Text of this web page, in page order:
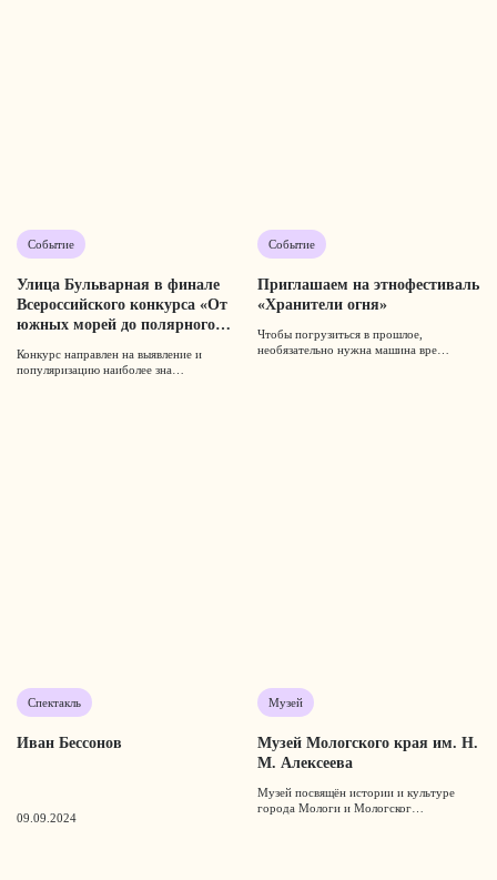
Событие
Улица Бульварная в финале
Всероссийского конкурса «От
южных морей до полярного
Конкурс направлен на выявление и
популяризацию наиболее зна…
Событие
Приглашаем на этнофестиваль
«Хранители огня»
Чтобы погрузиться в прошлое,
необязательно нужна машина вре…
Спектакль
Иван Бессонов
09.09.2024
Музей
Музей Мологского края им. Н.
М. Алексеева
Музей посвящён истории и культуре
города Мологи и Мологског…